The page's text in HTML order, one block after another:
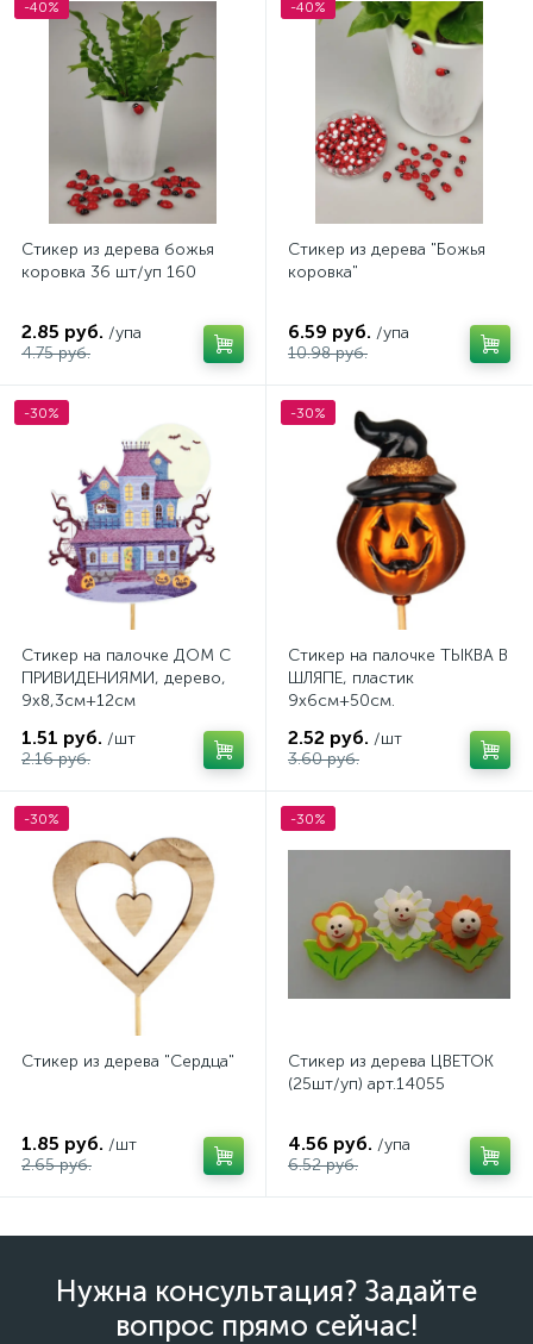
-40%
Стикер из дерева божья
коровка 36 шт/уп 160
2.85 руб. /упа
4.75 руб.
-40%
Стикер из дерева "Божья
коровка"
6.59 руб. /упа
10.98 руб.
-30%
Стикер на палочке ДОМ С
ПРИВИДЕНИЯМИ, дерево,
9x8,3cм+12см
1.51 руб. /шт
2.16 руб.
-30%
Стикер на палочке ТЫКВА В
ШЛЯПЕ, пластик
9х6см+50см.
2.52 руб. /шт
3.60 руб.
-30%
Стикер из дерева "Сердца"
1.85 руб. /шт
2.65 руб.
-30%
Стикер из дерева ЦВЕТОК
(25шт/уп) арт.14055
4.56 руб. /упа
6.52 руб.
Нужна консультация? Задайте
вопрос прямо сейчас!